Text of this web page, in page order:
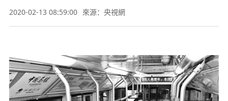
2020-02-13 08:59:00 來源：央視網